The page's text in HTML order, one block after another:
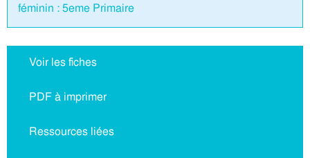
féminin : 5eme Primaire
Voir les fiches
PDF à imprimer
Ressources liées